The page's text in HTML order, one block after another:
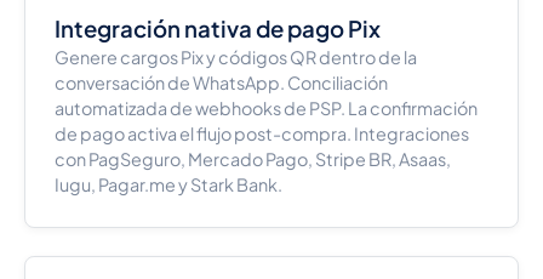
Integración nativa de pago Pix
Genere cargos Pix y códigos QR dentro de la
conversación de WhatsApp. Conciliación
automatizada de webhooks de PSP. La confirmación
de pago activa el flujo post-compra. Integraciones
con PagSeguro, Mercado Pago, Stripe BR, Asaas,
Iugu, Pagar.me y Stark Bank.